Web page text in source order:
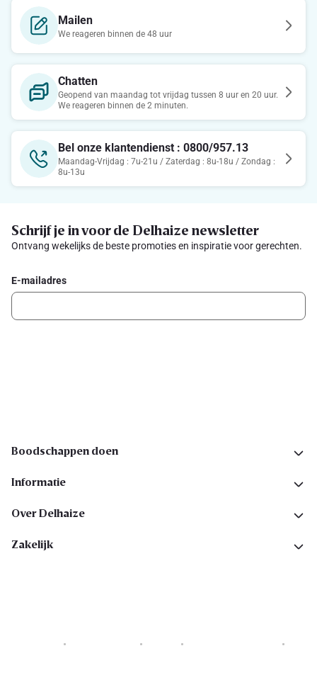
Mailen
We reageren binnen de 48 uur
Chatten
Geopend van maandag tot vrijdag tussen 8 uur en 20 uur.
We reageren binnen de 2 minuten.
Bel onze klantendienst : 0800/957.13
Maandag-Vrijdag : 7u-21u / Zaterdag : 8u-18u / Zondag :
8u-13u
Schrijf je in voor de Delhaize newsletter
Ontvang wekelijks de beste promoties en inspiratie voor gerechten.
E-mailadres
Boodschappen doen
Informatie
Over Delhaize
Zakelijk